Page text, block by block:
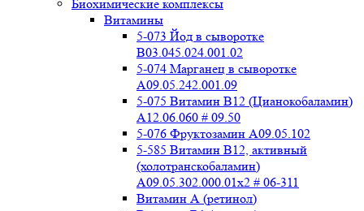
Биохимические комплексы
Витамины
5-073 Йод в сыворотке
B03.045.024.001.02
5-074 Марганец в сыворотке
A09.05.242.001.09
5-075 Витамин В12 (Цианокобаламин)
A12.06.060 # 09.50
5-076 Фруктозамин A09.05.102
5-585 Витамин B12, активный
(холотранскобаламин)
A09.05.302.000.01x2 # 06-311
Витамин А (ретинол)